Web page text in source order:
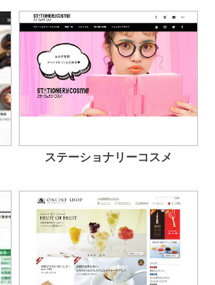
ステーショナリーコスメ